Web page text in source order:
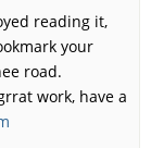
reading it,
your
road.
work, have a